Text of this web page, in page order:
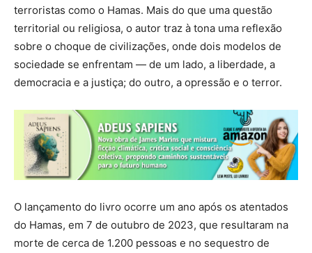
terroristas como o Hamas. Mais do que uma questão
territorial ou religiosa, o autor traz à tona uma reflexão
sobre o choque de civilizações, onde dois modelos de
sociedade se enfrentam — de um lado, a liberdade, a
democracia e a justiça; do outro, a opressão e o terror.
O lançamento do livro ocorre um ano após os atentados
do Hamas, em 7 de outubro de 2023, que resultaram na
morte de cerca de 1.200 pessoas e no sequestro de